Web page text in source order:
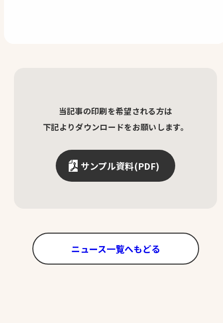
当記事の印刷を希望される方は
下記よりダウンロードをお願いします。
サンプル資料(PDF)
ニュース一覧へもどる